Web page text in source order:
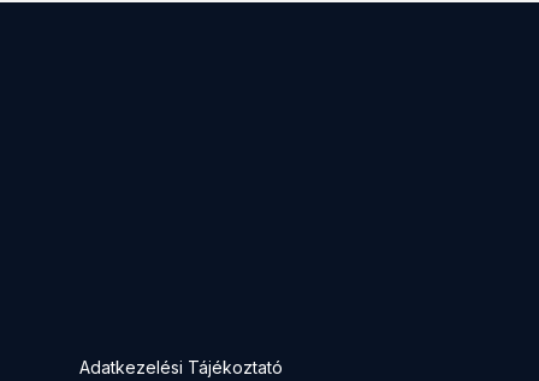
Adatkezelési Tájékoztató